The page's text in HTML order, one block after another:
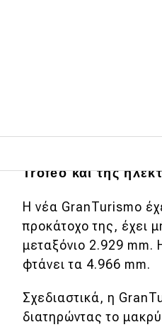
Main navigation
Επικαιρότητα
Νέα μοντέλα
Ελλάδα
ως αμιγώς
θα
Trofeo και της
Η νέα GranTurismo
προκάτοχο της, έχει
μεταξόνιο 2.929
φτάνει τα 4.966 mm.
Σχεδιαστικά, η
διατηρώντας το